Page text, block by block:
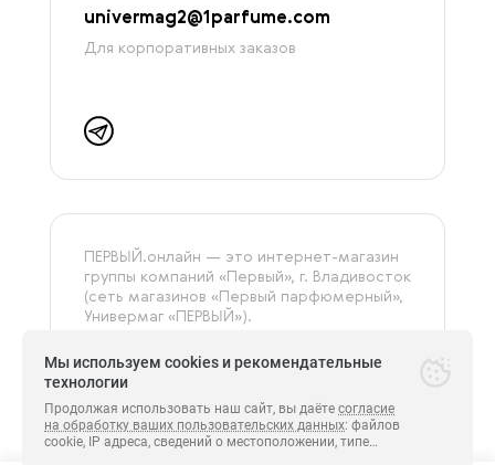
univermag2@1parfume.com
Для корпоративных заказов
ПЕРВЫЙ.онлайн — это интернет-магазин
группы компаний «‎Первый», г. Владивосток
(сеть магазинов «Первый парфюмерный»,
Универмаг «ПЕРВЫЙ»).
оригинальная и сертифицированная
продукция.
Все права защищены.
Мы используем cookies и рекомендательные
технологии
Продолжая использовать наш сайт, вы даёте согласие
на обработку ваших пользовательских данных: файлов
cookie, IP адреса, сведений о местоположении, типе